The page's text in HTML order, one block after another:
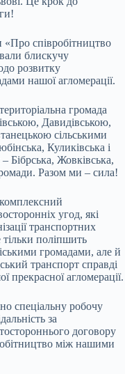
«Про співробітництво
блискучу
розвитку
нашої агломерації.
громада
Давидівською,
сільськими
Куликівська і
Бібрська, Жовківська,
Разом ми – сила!
угод, які
транспортних
поліпшить
громадами, але й
транспорт справді
агломерації.
спеціальну робочу
за
договору
між нашими